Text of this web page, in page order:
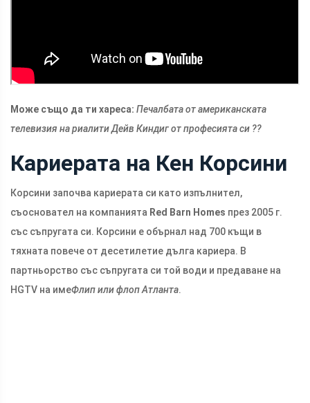
Може също да ти хареса: Печалбата от американската
телевизия на риалити Дейв Киндиг от професията си ??
Кариерата на Кен Корсини
Корсини започва кариерата си като изпълнител,
съосновател на компанията Red Barn Homes през 2005 г.
със съпругата си. Корсини е обърнал над 700 къщи в
тяхната повече от десетилетие дълга кариера. В
партньорство със съпругата си той води и предаване на
HGTV на имеФлип или флоп Атланта.